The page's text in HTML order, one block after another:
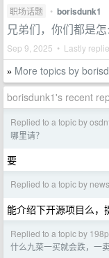
职场话题
• borisdunk1
兄弟们，你们都是怎
Sep 9, 2025 • Lastly
» More topics by
borisdunk1's recent
Replied to a topic by
哪里请？
要
Replied to a topic by
能介绍下开源项目么，
Replied to a topic by
什么九菜一买就会跌，一卖